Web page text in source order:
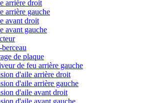
arrière droit
arrière gauche
avant droit
avant gauche
de plaque
de feu arrière gauche
d'aile arrière droit
d'aile arrière gauche
d'aile avant droit
d'aile avant gauche